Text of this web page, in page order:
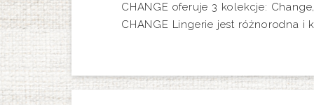
CHANGE oferuje 3 kolekcje:
CHANGE Lingerie jest różnorodna